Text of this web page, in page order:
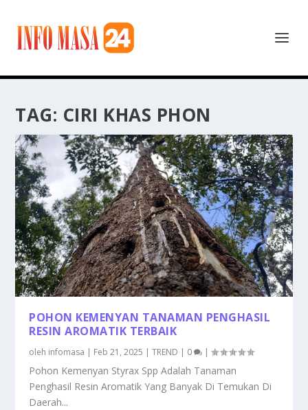
TAG: CIRI KHAS PHON
POHON KEMENYAN TANAMAN PENGHASIL
RESIN AROMATIK TERBAIK
oleh infomasa | Feb 21, 2025 |TREND | 0 |
Pohon Kemenyan Styrax Spp Adalah Tanaman
Penghasil Resin Aromatik Yang Banyak Di Temukan Di
Daerah...